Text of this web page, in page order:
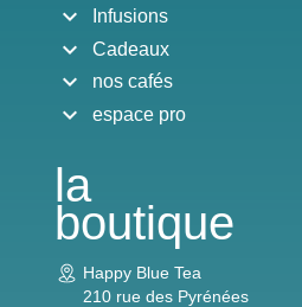
Infusions
expand_more
Cadeaux
expand_more
nos cafés
expand_more
espace pro
expand_more
la
boutique
Happy Blue Tea
210 rue des Pyrénées